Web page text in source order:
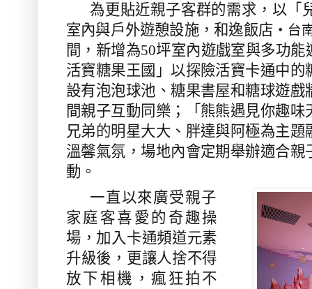
為更貼近親子客群的需求，以「
室內與戶外遊憩設施，和逸飯店‧ 台
間，新增為50坪室內遊戲室與多功能
活寶糖果王國」以探險活寶卡通中
設有泡泡球池、糖果書屋和糖球遊
間親子互動同樂；「熊熊遇見你趣
兄弟的明星大大、胖達與阿極為主
溫馨氣氛，場地內會定期舉辦適合
動。
一直以來廣受親子
家庭客喜愛的奇趣操
場，加入卡通頻道元素
升級後，更讓人捨不得
放下相機，瘋狂拍不